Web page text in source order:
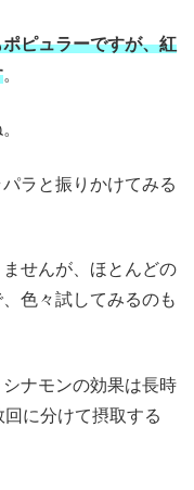
ピュラーですが、紅
。
ラと振りかけてみる
せんが、ほとんどの
色々試してみるのも
ナモンの効果は長時
回に分けて摂取する